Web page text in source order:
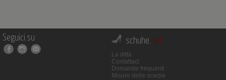
Seguici su schuhe.net
La ditta
Contattaci
Domande frequenti
Misure delle scarpe